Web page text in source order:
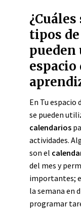
tipos
espacio
En Tu espacio
se pueden
calendarios
actividades.
son el
del mes y
importantes;
la semana en
programar